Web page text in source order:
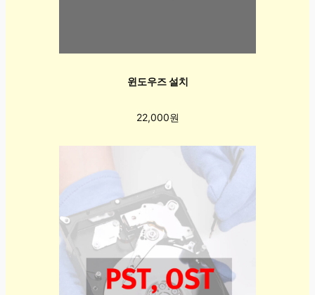
윈도우즈 설치
22,000원